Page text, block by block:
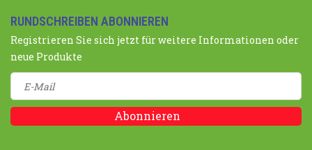
RUNDSCHREIBEN ABONNIEREN
Registrieren Sie sich jetzt für weitere Informationen oder
neue Produkte
Abonnieren